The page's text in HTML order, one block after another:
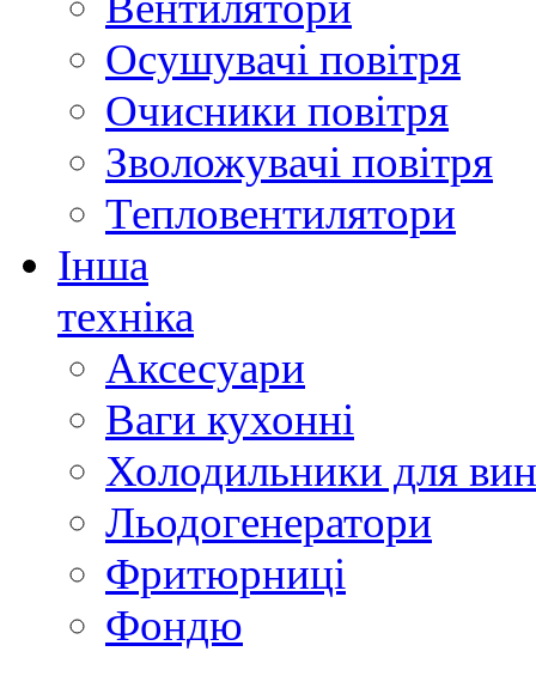
Осушувачі повітря
Очисники повітря
Зволожувачі повітря
Тепловентилятори
Інша
техніка
Аксесуари
Ваги кухонні
Холодильники для
Льодогенератори
Фритюрниці
Фондю